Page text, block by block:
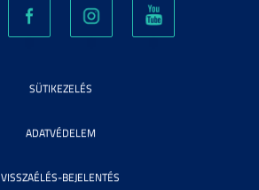
SÜTIKEZELÉS
ADATVÉDELEM
VISSZAÉLÉS-BEJELENTÉS